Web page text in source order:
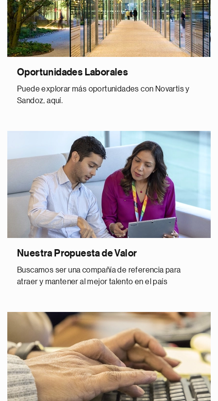
Oportunidades Laborales
Puede explorar más oportunidades con Novartis y
Sandoz, aquí.
Nuestra Propuesta de Valor
Buscamos ser una compañía de referencia para
atraer y mantener al mejor talento en el país